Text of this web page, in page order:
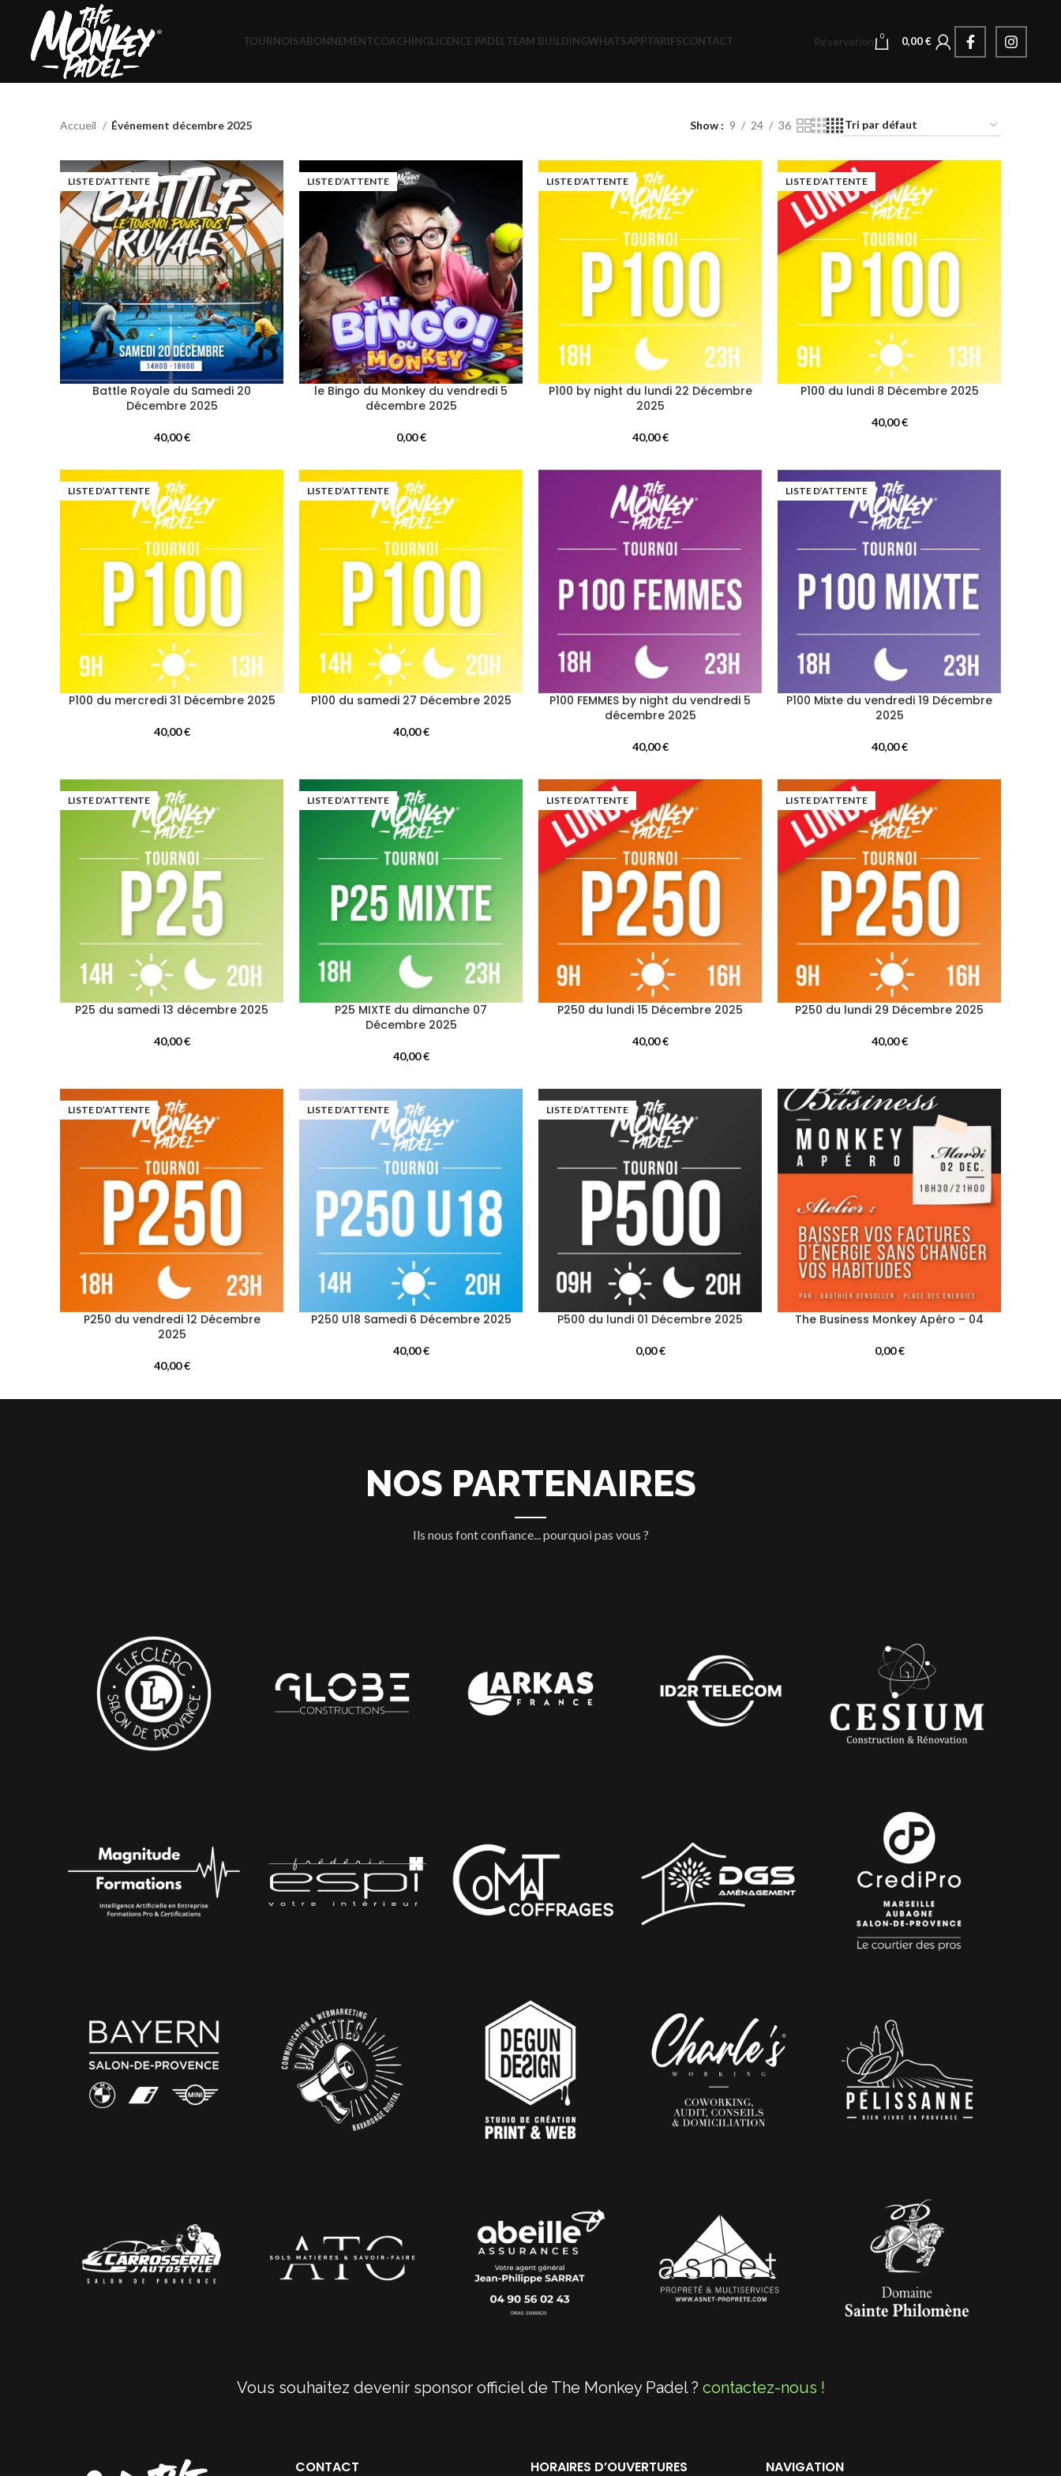
TOURNOISABONNEMENTCOACHINGLICENCE PADEL TEAM BUILDINGWHATSAPPTARIFSCONTACT Réservation 0 0,00€
Accueil Événement décembre 2025 Show 9 24 36
LISTE D’ATTENTE
Battle Royale du Samedi 20
Décembre 2025
40,00€
LISTE D’ATTENTE
le Bingo du Monkey du vendredi 5
décembre 2025
0,00€
LISTE D’ATTENTE
P100 by night du lundi 22 Décembre
2025
40,00€
LISTE D’ATTENTE
P100 du lundi 8 Décembre 2025
40,00€
LISTE D’ATTENTE
P100 du mercredi 31 Décembre 2025
40,00€
LISTE D’ATTENTE
P100 du samedi 27 Décembre 2025
40,00€
P100 FEMMES by night du vendredi 5
décembre 2025
40,00€
LISTE D’ATTENTE
P100 Mixte du vendredi 19 Décembre
2025
40,00€
LISTE D’ATTENTE
P25 du samedi 13 décembre 2025
40,00€
LISTE D’ATTENTE
P25 MIXTE du dimanche 07
Décembre 2025
40,00€
LISTE D’ATTENTE
P250 du lundi 15 Décembre 2025
40,00€
LISTE D’ATTENTE
P250 du lundi 29 Décembre 2025
40,00€
LISTE D’ATTENTE
P250 du vendredi 12 Décembre
2025
40,00€
LISTE D’ATTENTE
P250 U18 Samedi 6 Décembre 2025
40,00€
LISTE D’ATTENTE
P500 du lundi 01 Décembre 2025
0,00€
The Business Monkey Apéro – 04
0,00€
NOS PARTENAIRES
Ils nous font confiance... pourquoi pas vous ?
Vous souhaitez devenir sponsor officiel de The Monkey Padel ? contactez-nous !
CONTACT HORAIRES D’OUVERTURES NAVIGATION